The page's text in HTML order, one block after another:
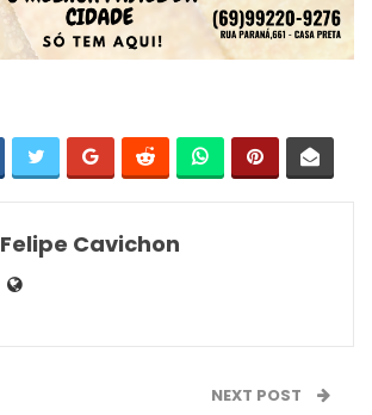
Felipe Cavichon
NEXT POST